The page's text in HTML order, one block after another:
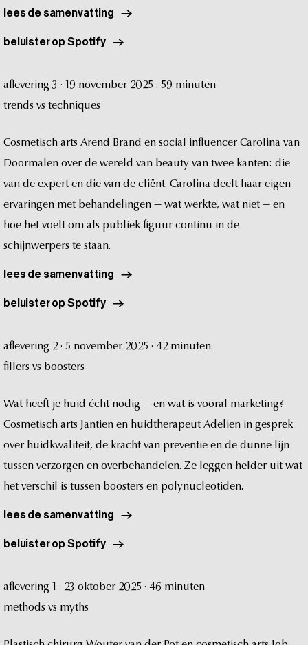
lees de samenvatting
beluister op Spotify
aflevering 3 · 19 november 2025 · 59 minuten
trends vs techniques
Cosmetisch arts Arend Brand en social influencer Carolina van
Doormalen over de wereld van beauty van twee kanten: die
van de expert en die van de cliënt. Carolina deelt haar eigen
ervaringen met behandelingen — wat werkte, wat niet — en
hoe het voelt om als publiek figuur continu in de
schijnwerpers te staan.
lees de samenvatting
beluister op Spotify
aflevering 2 · 5 november 2025 · 42 minuten
fillers vs boosters
Wat heeft je huid écht nodig — en wat is vooral
marketing?
Cosmetisch arts Jantien en huidtherapeut Adelien in gesprek
over huidkwaliteit, de kracht van preventie en de dunne
lijn
tussen verzorgen en overbehandelen. Ze leggen helder uit wat
het verschil is tussen boosters en polynucleotiden.
lees de samenvatting
beluister op Spotify
aflevering 1 · 23 oktober 2025 · 46 minuten
methods vs myths